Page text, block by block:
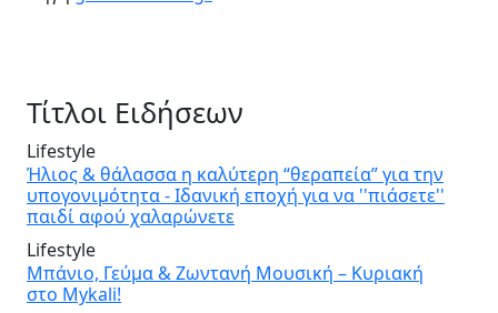
Τίτλοι Ειδήσεων
Lifestyle
Ήλιος & θάλασσα η καλύτερη “θεραπεία” για την
υπογονιμότητα - Ιδανική εποχή για να ''πιάσετε''
παιδί αφού χαλαρώνετε
Lifestyle
Μπάνιο, Γεύμα & Ζωντανή Μουσική – Κυριακή
στο Mykali!